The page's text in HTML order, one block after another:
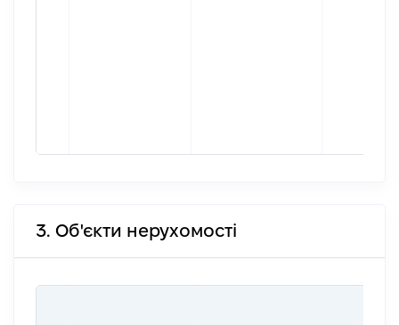
3. Об'єкти нерухомості